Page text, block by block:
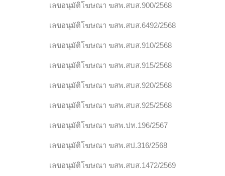
เลขอนุมัติโฆษณา ฆสพ.สบส.900/2568
เลขอนุมัติโฆษณา ฆสพ.สบส.6492/2568
เลขอนุมัติโฆษณา ฆสพ.สบส.910/2568
เลขอนุมัติโฆษณา ฆสพ.สบส.915/2568
เลขอนุมัติโฆษณา ฆสพ.สบส.920/2568
เลขอนุมัติโฆษณา ฆสพ.สบส.925/2568
เลขอนุมัติโฆษณา ฆสพ.ปท.196/2567
เลขอนุมัติโฆษณา ฆสพ.สป.316/2568
เลขอนุมัติโฆษณา ฆสพ.สบส.1472/2569